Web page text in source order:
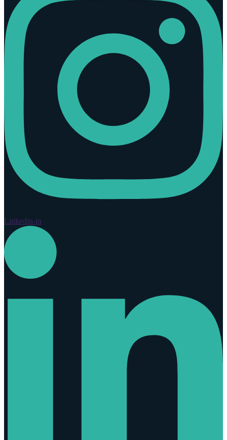
Linkedin-in